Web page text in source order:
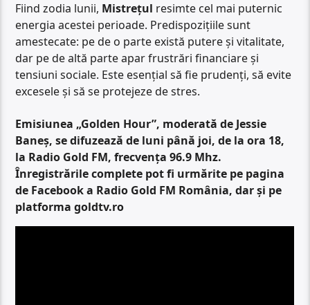
Fiind zodia lunii, Mistrețul resimte cel mai puternic
energia acestei perioade. Predispozițiile sunt
amestecate: pe de o parte există putere și vitalitate,
dar pe de altă parte apar frustrări financiare și
tensiuni sociale. Este esențial să fie prudenți, să evite
excesele și să se protejeze de stres.
Emisiunea „Golden Hour”, moderată de Jessie
Baneș, se difuzează de luni până joi, de la ora 18,
la Radio Gold FM, frecvența 96.9 Mhz.
Înregistrările complete pot fi urmărite pe pagina
de Facebook a Radio Gold FM România, dar și pe
platforma goldtv.ro